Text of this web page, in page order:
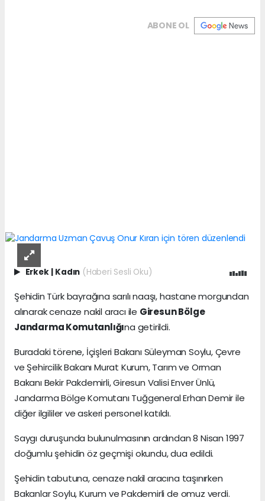
ABONE OL
Erkek | Kadın (Haberi Sesli Oku)
Şehidin Türk bayrağına sarılı naaşı, hastane morgundan
alınarak cenaze nakil aracı ile Giresun Bölge
Jandarma Komutanlığına getirildi.
Buradaki törene, İçişleri Bakanı Süleyman Soylu, Çevre
ve Şehircilik Bakanı Murat Kurum, Tarım ve Orman
Bakanı Bekir Pakdemirli, Giresun Valisi Enver Ünlü,
Jandarma Bölge Komutanı Tuğgeneral Erhan Demir ile
diğer ilgililer ve askeri personel katıldı.
Saygı duruşunda bulunulmasının ardından 8 Nisan 1997
doğumlu şehidin öz geçmişi okundu, dua edildi.
Şehidin tabutuna, cenaze nakil aracına taşınırken
Bakanlar Soylu, Kurum ve Pakdemirli de omuz verdi.